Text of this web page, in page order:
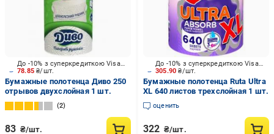
78.85₴/шт.
До -10% з суперкредиткою Visa Вигода
Бумажные полотенца Диво 250
отрывов двухслойная 1 шт.
2
83 ₴/шт.
305.90₴/шт.
До -10% з суперкредиткою Visa Вигода
Бумажные полотенца Ruta Ultra
XL 640 листов трехслойная 1 шт.
оценить
322 ₴/шт.